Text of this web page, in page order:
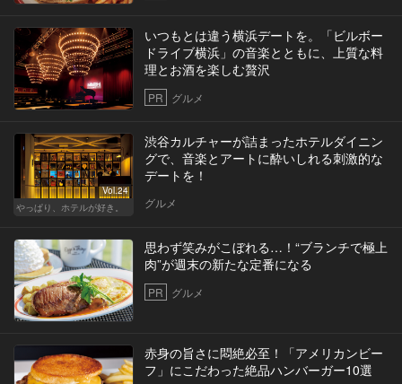
いつもとは違う横浜デートを。「ビルボー
ドライブ横浜」の音楽とともに、上質な料
理とお酒を楽しむ贅沢
PR グルメ
Vol.24
やっぱり、ホテルが好き。
渋谷カルチャーが詰まったホテルダイニン
グで、音楽とアートに酔いしれる刺激的な
デートを！
グルメ
思わず笑みがこぼれる…！“ブランチで極上
肉”が週末の新たな定番になる
PR グルメ
赤身の旨さに悶絶必至！「アメリカンビー
フ」にこだわった絶品ハンバーガー10選